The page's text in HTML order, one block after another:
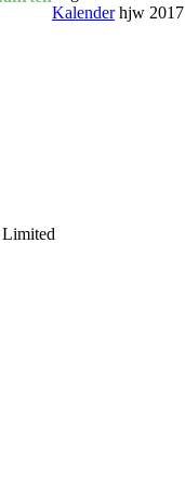
Kalenderhjw 2017